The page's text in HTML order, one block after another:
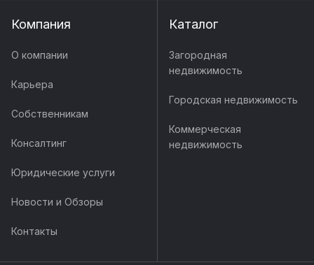
Компания
О компании
Карьера
Собственникам
Консалтинг
Юридические услуги
Новости и Обзоры
Контакты
Каталог
Загородная
недвижимость
Городская недвижимость
Коммерческая
недвижимость